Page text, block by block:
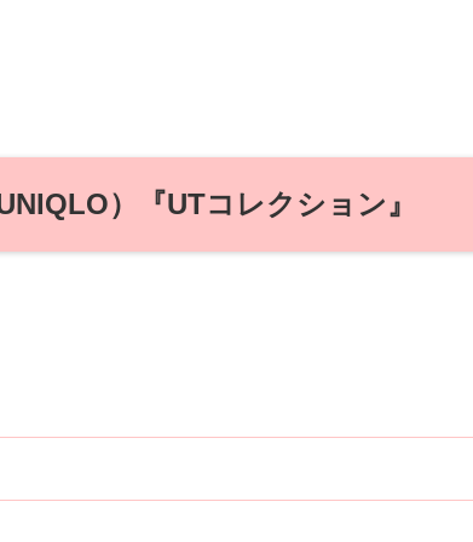
）『UTコレクション』